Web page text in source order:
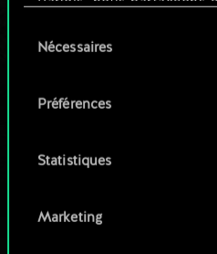
ces cookies optionnels ne
Vous pouvez consulter
préférences dans le menu
duNécessaires
Préférences
Statistiques
Marketing